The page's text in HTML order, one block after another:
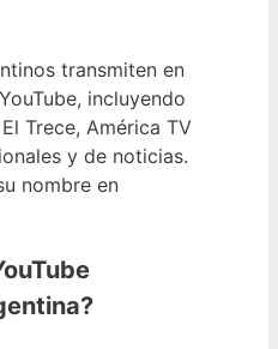
transmiten en
incluyendo
Trece, América TV
y de noticias.
nombre en